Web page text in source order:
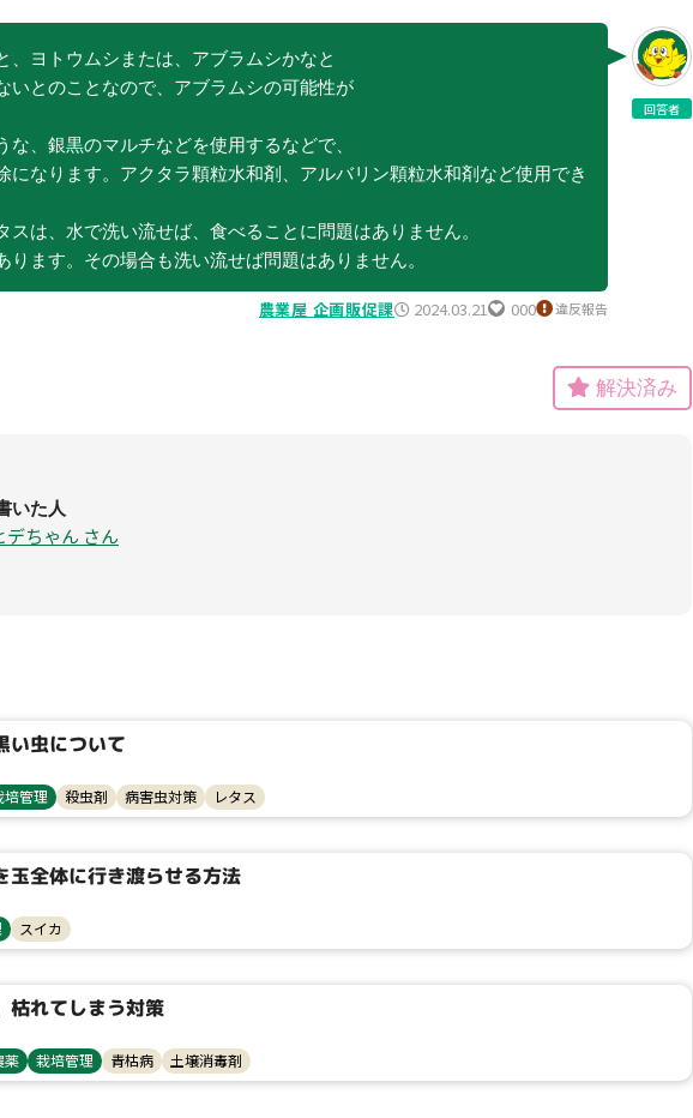
、ヨトウムシまたは、アブラムシかなと
いとのことなので、アブラムシの可能性が
、銀黒のマルチなどを使用するなどで、
になります。アクタラ顆粒水和剤、アルバリン顆粒水和剤など使用でき
は、水で洗い流せば、食べることに問題はありません。
ます。その場合も洗い流せば問題はありません。
農業屋 企画販促課 2024.03.21 000 違反報告
回答者
解決済み
いた人
ちゃん さん
い虫について
培管理 殺虫剤 病害虫対策 レタス
玉全体に行き渡らせる方法
スイカ
枯れてしまう対策
薬 栽培管理 青枯病 土壌消毒剤